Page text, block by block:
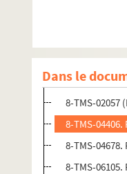
Dans le
8-TMS-
8-TMS-02055
8-TMS-02056
8-TMS-02057
8-TMS-04406.
8-TMS-04678.
8-TMS-06105.